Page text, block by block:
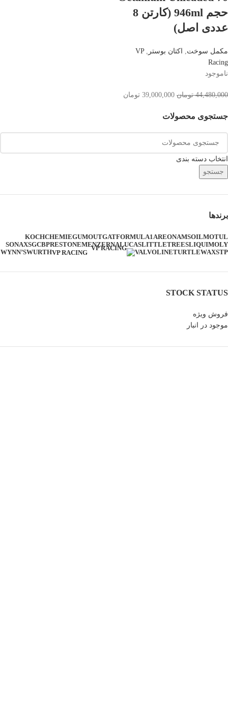
جستجوی محصولات
انتخاب دسته بندی
جستجو
برندها
MOTUL
AMSOIL
AREON
FORMULA1
GAT
GUMOUT
KOCHCHEMIE
LIQUIMOLY
LITTLETREES
LUCAS
MENZERNA
PRESTONE
SGCB
SONAX
STP
TURTLEWAX
VALVOLINE
VP RACING
WURTH
WYNN’S
STOCK STATUS
فروش ویژه
موجود در انبار
حجم 946ml (کارتن 8
عددی اصل)
مکمل سوخت, اکتان بوستر ,
VP
Racing
ناموجود
44,480,000 تومان 39,000,000 تومان